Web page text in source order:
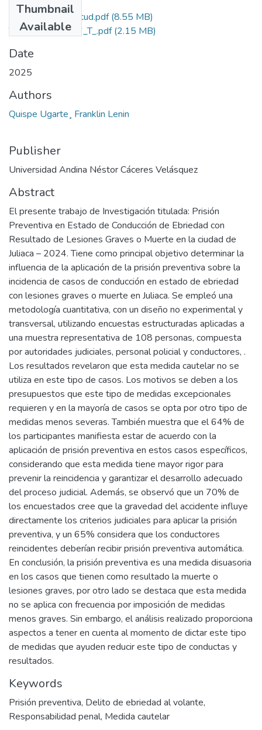
Thumbnail
Available
Grado de Similitud.pdf(8.55 MB)
T036_72880216_T_.pdf(2.15 MB)
Date
2025
Authors
Quispe Ugarte¸ Franklin Lenin
Publisher
Universidad Andina Néstor Cáceres Velásquez
Abstract
El presente trabajo de Investigación titulada: Prisión
Preventiva en Estado de Conducción de Ebriedad con
Resultado de Lesiones Graves o Muerte en la ciudad de
Juliaca – 2024. Tiene como principal objetivo determinar la
influencia de la aplicación de la prisión preventiva sobre la
incidencia de casos de conducción en estado de ebriedad
con lesiones graves o muerte en Juliaca. Se empleó una
metodología cuantitativa, con un diseño no experimental y
transversal, utilizando encuestas estructuradas aplicadas a
una muestra representativa de 108 personas, compuesta
por autoridades judiciales, personal policial y conductores, .
Los resultados revelaron que esta medida cautelar no se
utiliza en este tipo de casos. Los motivos se deben a los
presupuestos que este tipo de medidas excepcionales
requieren y en la mayoría de casos se opta por otro tipo de
medidas menos severas. También muestra que el 64% de
los participantes manifiesta estar de acuerdo con la
aplicación de prisión preventiva en estos casos específicos,
considerando que esta medida tiene mayor rigor para
prevenir la reincidencia y garantizar el desarrollo adecuado
del proceso judicial. Además, se observó que un 70% de
los encuestados cree que la gravedad del accidente influye
directamente los criterios judiciales para aplicar la prisión
preventiva, y un 65% considera que los conductores
reincidentes deberían recibir prisión preventiva automática.
En conclusión, la prisión preventiva es una medida disuasoria
en los casos que tienen como resultado la muerte o
lesiones graves, por otro lado se destaca que esta medida
no se aplica con frecuencia por imposición de medidas
menos graves. Sin embargo, el análisis realizado proporciona
aspectos a tener en cuenta al momento de dictar este tipo
de medidas que ayuden reducir este tipo de conductas y
resultados.
Keywords
Prisión preventiva, Delito de ebriedad al volante,
Responsabilidad penal, Medida cautelar